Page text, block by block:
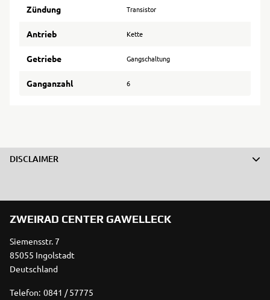
Zündung Transistor
Antrieb Kette
Getriebe Gangschaltung
Ganganzahl 6
DISCLAIMER
ZWEIRAD CENTER GAWELLECK
Siemensstr. 7
85055 Ingolstadt
Deutschland
Telefon: 0841 / 57775